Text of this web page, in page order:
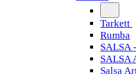
Tarkett
Rumba
SALSA
SALSA
Salsa